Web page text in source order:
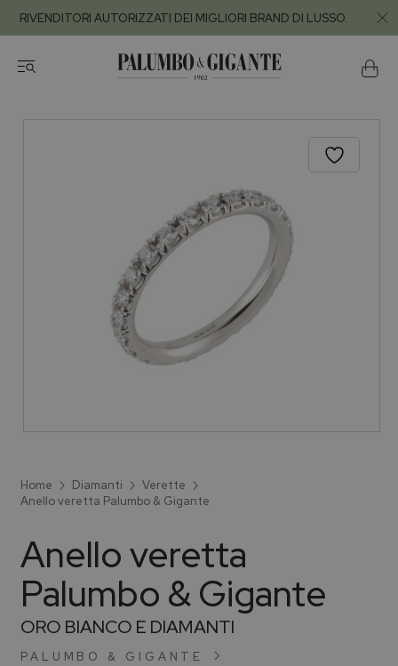
RIVENDITORI AUTORIZZATI DEI MIGLIORI BRAND DI LUSSO.
Home Diamanti
Verette
Anello veretta Palumbo & Gigante
PALUMBO & GIGANTE
Anello veretta
Palumbo & Gigante
ORO BIANCO E DIAMANTI